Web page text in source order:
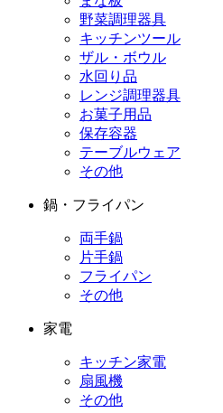
野菜調理器具
キッチンツール
ザル・ボウル
水回り品
レンジ調理器具
お菓子用品
保存容器
テーブルウェア
その他
鍋・フライパン
両手鍋
片手鍋
フライパン
その他
家電
キッチン家電
扇風機
その他